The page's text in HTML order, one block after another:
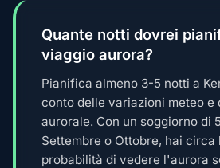
Quante notti dovrei
viaggio aurora?
Pianifica almeno 3-5 notti a
conto delle variazioni meteo
aurorale. Con un soggiorno di
Settembre o Ottobre, hai
probabilità di vedere l'aurora